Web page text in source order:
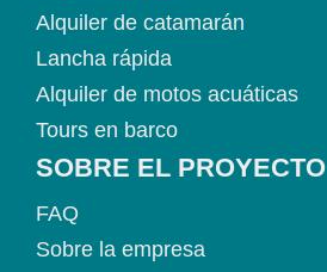
Alquiler de catamarán
Lancha rápida
Alquiler de motos acuáticas
Tours en barco
SOBRE EL PROYECTO
FAQ
Sobre la empresa